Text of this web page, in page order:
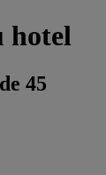
hotel
45